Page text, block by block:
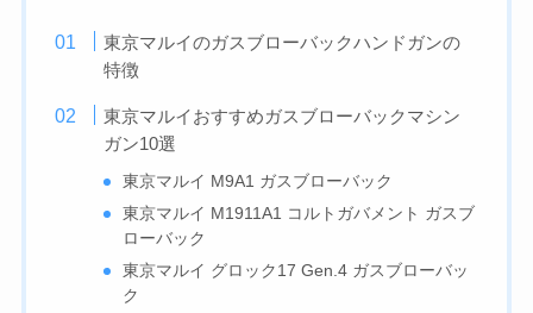
東京マルイのガスブローバックハンドガンの
特徴
東京マルイおすすめガスブローバックマシン
ガン10選
東京マルイ M9A1 ガスブローバック
東京マルイ M1911A1 コルトガバメント ガスブ
ローバック
東京マルイ グロック17 Gen.4 ガスブローバッ
ク